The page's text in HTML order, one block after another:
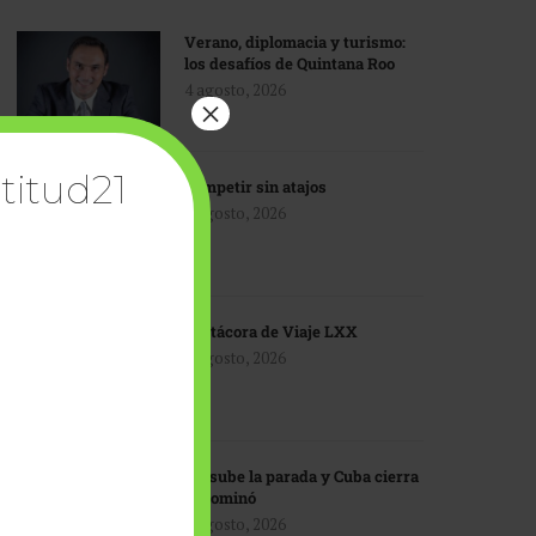
Verano, diplomacia y turismo:
los desafíos de Quintana Roo
4 agosto, 2026
Competir sin atajos
4 agosto, 2026
Bitácora de Viaje LXX
3 agosto, 2026
EU sube la parada y Cuba cierra
el dominó
3 agosto, 2026
×